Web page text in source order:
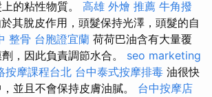
的粘性物質。 高雄 外燴 推薦 牛角撥
其脫皮作用，頭髮保持光澤，頭髮的自
整骨 台胞證宜蘭 荷荷巴油含有大量覆
，因此負責調節水合。 seo marketing
按摩課程台北 台中泰式按摩排毒 油很快
並且不會保持皮膚油膩。 台中按摩店